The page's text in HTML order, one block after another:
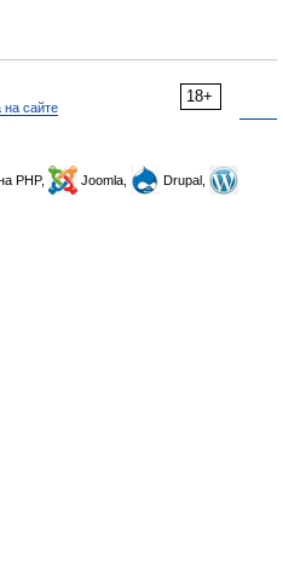
18+
на сайте
PHP, Joomla,
Drupal,